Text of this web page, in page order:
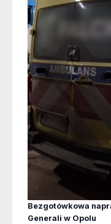
Bezgotówkowa
Generali w Opolu